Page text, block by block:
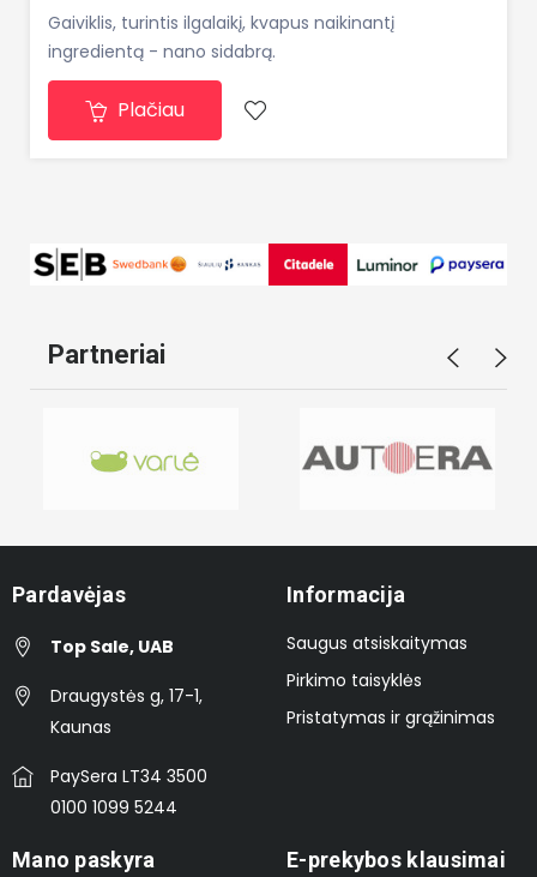
Gaiviklis, turintis ilgalaikį, kvapus naikinantį
ingredientą - nano sidabrą.
Plačiau
Partneriai
Pardavėjas
Top Sale, UAB
Draugystės g, 17-1,
Kaunas
PaySera LT34 3500
0100 1099 5244
Informacija
Saugus atsiskaitymas
Pirkimo taisyklės
Pristatymas ir grąžinimas
Mano paskyra E-prekybos klausimai